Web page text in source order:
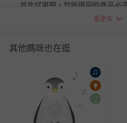
並非試用期，您所退回的商品必
包含完整包裝、配件、說明文件
瑕疵退換貨所產生的運費，將由
並點選『我要退貨』即可進行申
至媽咪愛LINE@客服ID:
與服務，謝謝。
針對滿件折/滿額贈…等活動，如
看更多
其他媽咪也在逛